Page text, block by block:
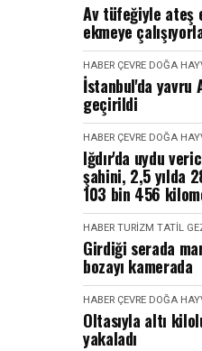
Av tüfeğiyle ateş
ekmeye
HABER ÇEVRE DOĞA
İstanbul'da yavru
geçirildi
HABER ÇEVRE DOĞA
Iğdır'da uydu
şahini, 2,5 yılda
103 bin 456
HABER TURIZM TATIL
Girdiği serada
bozayı kamerada
HABER ÇEVRE DOĞA
Oltasıyla altı
yakaladı